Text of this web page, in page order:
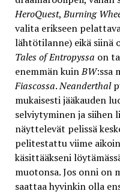
HeroQuest,Burning
valita erikseen
lähtötilanne) eikä siinä
Tales of Entropyssa on
enemmän kuinBW:ssa
Fiascossa.Neanderthal
mukaisesti jääkauden
selviytyminen ja
näyttelevät pelissä
pelitestattu viime
käsittääkseni
muotonsa. Jos onni on
saattaa hyvinkin olla